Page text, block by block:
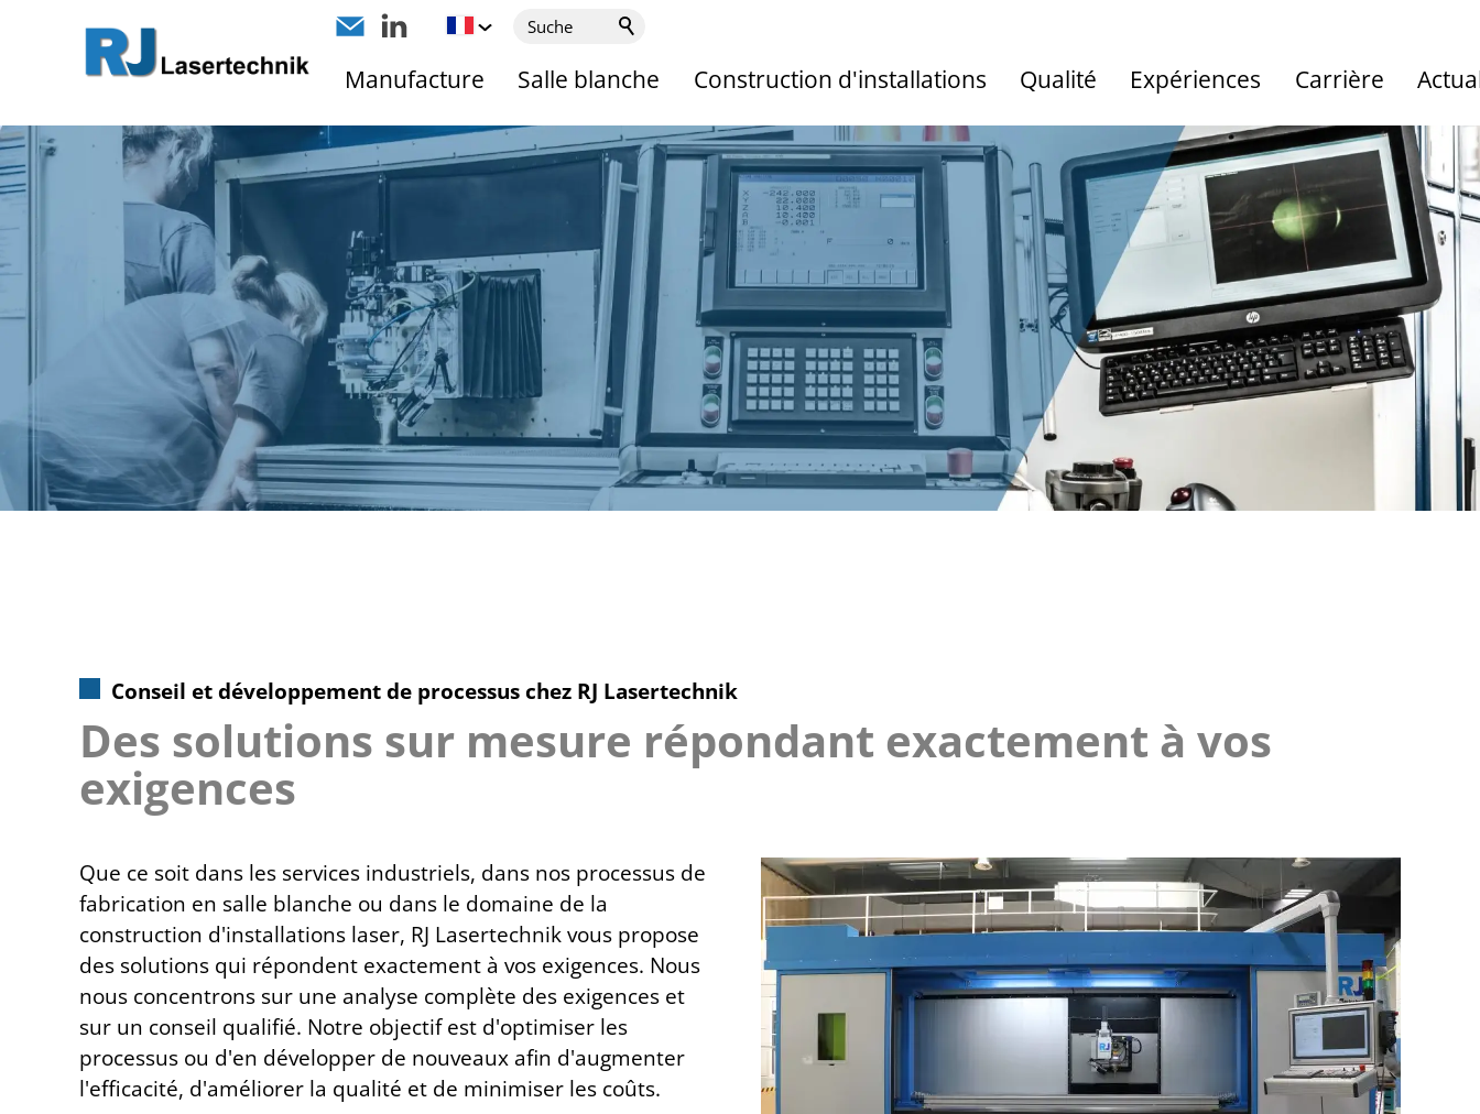
Manufacture Salle blanche Construction d'installations Qualité Expériences Carrière
Conseil et développement de processus chez RJ Lasertechnik
Des solutions sur mesure répondant exactement à vos
exigences
Que ce soit dans les services industriels, dans nos processus de
fabrication en salle blanche ou dans le domaine de la
construction d'installations laser, RJ Lasertechnik vous propose
des solutions qui répondent exactement à vos exigences. Nous
nous concentrons sur une analyse complète des exigences et
sur un conseil qualifié. Notre objectif est d'optimiser les
processus ou d'en développer de nouveaux afin d'augmenter
l'efficacité, d'améliorer la qualité et de minimiser les coûts.